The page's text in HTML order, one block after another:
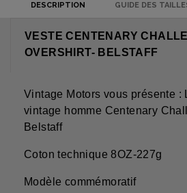
DESCRIPTION GUIDE DES
VESTE CENTENARY
OVERSHIRT- BELSTAFF
Vintage Motors vous présente :
vintage homme Centenary
Belstaff
Coton technique 8OZ-227g
Modèle commémoratif